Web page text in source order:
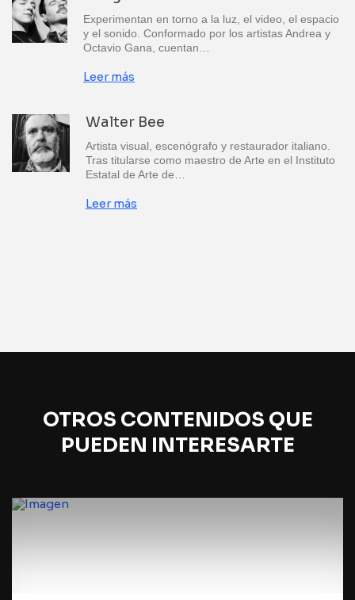
Experimentan en torno a la luz, el video, el espacio
y el sonido. Conformado por los artistas Andrea y
Octavio Gana, cuentan…
Leer más
Walter Bee
Artista visual, escenógrafo y restaurador italiano.
Tras titularse como maestro de Arte en el Instituto
Estatal de Arte de…
Leer más
OTROS CONTENIDOS QUE
PUEDEN INTERESARTE